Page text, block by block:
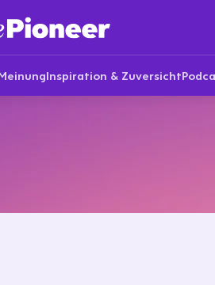
Inspiration & Zuversicht